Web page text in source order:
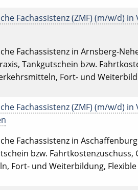
Fachassistenz (ZMF) (m/w/d)
Fachassistenz in Arnsberg-
Tankgutschein bzw.
Fort- und
Fachassistenz (ZMF) (m/w/d)
Fachassistenz in
bzw.
Fort- und Weiterbildung,